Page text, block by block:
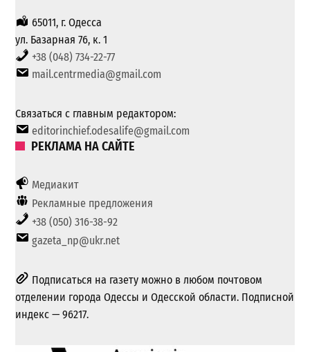
65011, г. Одесса
ул. Базарная 76, к. 1
+38 (048) 734-22-77
mail.centrmedia@gmail.com
Связаться с главным редактором:
editorinchief.odesalife@gmail.com
РЕКЛАМА НА САЙТЕ
Медиакит
Рекламные предложения
+38 (050) 316-38-92
gazeta_np@ukr.net
Подписаться на газету можно в любом почтовом
отделении города Одессы и Одесской области. Подписной
индекс — 96217.